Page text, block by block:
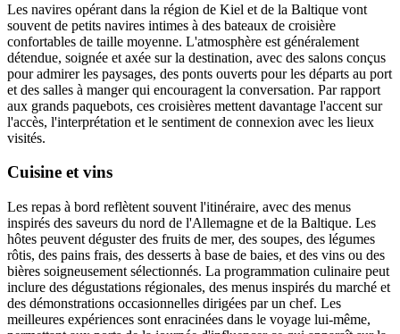
Les navires opérant dans la région de Kiel et de la Baltique vont
souvent de petits navires intimes à des bateaux de croisière
confortables de taille moyenne. L'atmosphère est généralement
détendue, soignée et axée sur la destination, avec des salons conçus
pour admirer les paysages, des ponts ouverts pour les départs au port
et des salles à manger qui encouragent la conversation. Par rapport
aux grands paquebots, ces croisières mettent davantage l'accent sur
l'accès, l'interprétation et le sentiment de connexion avec les lieux
visités.
Cuisine et vins
Les repas à bord reflètent souvent l'itinéraire, avec des menus
inspirés des saveurs du nord de l'Allemagne et de la Baltique. Les
hôtes peuvent déguster des fruits de mer, des soupes, des légumes
rôtis, des pains frais, des desserts à base de baies, et des vins ou des
bières soigneusement sélectionnés. La programmation culinaire peut
inclure des dégustations régionales, des menus inspirés du marché et
des démonstrations occasionnelles dirigées par un chef. Les
meilleures expériences sont enracinées dans le voyage lui-même,